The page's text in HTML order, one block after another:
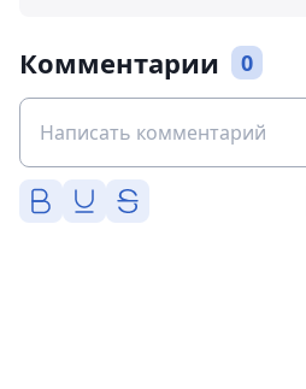
Комментарии 0